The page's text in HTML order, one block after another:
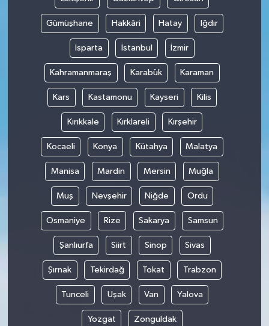
Gümüşhane Hakkâri Hatay Iğdır
Isparta İstanbul İzmir
Kahramanmaraş Karabük Karaman
Kars Kastamonu Kayseri Kilis
Kırıkkale Kırklareli Kırşehir
Kocaeli Konya Kütahya Malatya
Manisa Mardin Mersin Muğla
Muş Nevşehir Niğde Ordu
Osmaniye Rize Sakarya Samsun
Şanlıurfa Siirt Sinop Sivas
Şırnak Tekirdağ Tokat Trabzon
Tunceli Uşak Van Yalova
Yozgat Zonguldak